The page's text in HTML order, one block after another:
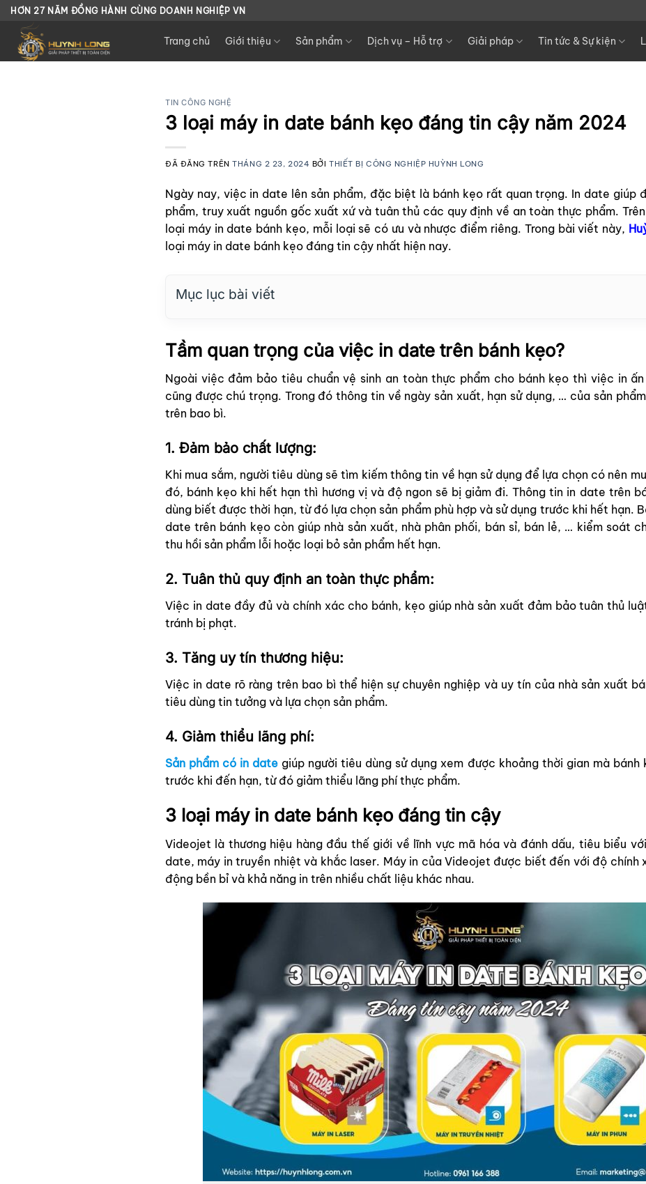
Chuyển
dung
HƠN 27 NĂM ĐỒNG HÀNH CÙNG DOANH NGHIỆP VN
Trang chủ Giới thiệu Sản phẩm Dịch vụ – Hỗ trợ Giải pháp Tin tức & Sự kiện
TIN CÔNG NGHỆ
3 loại máy in date bánh kẹo đáng tin cậy năm 2024
ĐÃ ĐĂNG TRÊNTHÁNG 2 23, 2024 BỞITHIẾT BỊ CÔNG NGHIỆP HUỲNH LONG
Ngày nay, việc in date lên sản phẩm, đặc biệt là bánh kẹo rất quan trọng. In date giúp
phẩm, truy xuất nguồn gốc xuất xứ và tuân thủ các quy định về an toàn thực phẩm.
loại máy in date bánh kẹo, mỗi loại sẽ có ưu và nhược điểm riêng. Trong bài viết này,
loại máy in date bánh kẹo đáng tin cậy nhất hiện nay.
Mục lục bài viết
Tầm quan trọng của việc in date trên bánh kẹo?
Ngoài việc đảm bảo tiêu chuẩn vệ sinh an toàn thực phẩm cho bánh kẹo thì việc in
cũng được chú trọng. Trong đó thông tin về ngày sản xuất, hạn sử dụng, … của sản
trên bao bì.
1. Đảm bảo chất lượng:
Khi mua sắm, người tiêu dùng sẽ tìm kiếm thông tin về hạn sử dụng để lựa chọn có nên
đó, bánh kẹo khi hết hạn thì hương vị và độ ngon sẽ bị giảm đi. Thông tin in date trên
dùng biết được thời hạn, từ đó lựa chọn sản phẩm phù hợp và sử dụng trước khi hết hạn.
date trên bánh kẹo còn giúp nhà sản xuất, nhà phân phối, bán sỉ, bán lẻ, … kiểm soát
thu hồi sản phẩm lỗi hoặc loại bỏ sản phẩm hết hạn.
2. Tuân thủ quy định an toàn thực phẩm:
Việc in date đầy đủ và chính xác cho bánh, kẹo giúp nhà sản xuất đảm bảo tuân thủ
tránh bị phạt.
3. Tăng uy tín thương hiệu:
Việc in date rõ ràng trên bao bì thể hiện sự chuyên nghiệp và uy tín của nhà sản xuất
tiêu dùng tin tưởng và lựa chọn sản phẩm.
4. Giảm thiểu lãng phí:
Sản phẩm có in date giúp người tiêu dùng sử dụng xem được khoảng thời gian mà bánh
trước khi đến hạn, từ đó giảm thiểu lãng phí thực phẩm.
3 loại máy in date bánh kẹo đáng tin cậy
Videojet là thương hiệu hàng đầu thế giới về lĩnh vực mã hóa và đánh dấu, tiêu biểu
date, máy in truyền nhiệt và khắc laser. Máy in của Videojet được biết đến với độ chính
động bền bỉ và khả năng in trên nhiều chất liệu khác nhau.